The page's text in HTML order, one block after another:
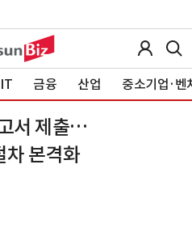
IT 금융 산업 중소기업·벤
서 제출…
차 본격화